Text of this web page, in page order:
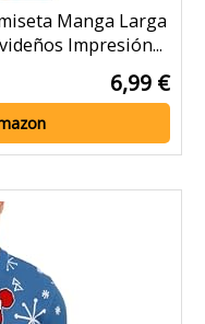
Manga Larga
Impresión...
6,99 €